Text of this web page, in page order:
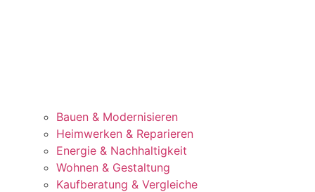
Bauen & Modernisieren
Heimwerken & Reparieren
Energie & Nachhaltigkeit
Wohnen & Gestaltung
Kaufberatung & Vergleiche